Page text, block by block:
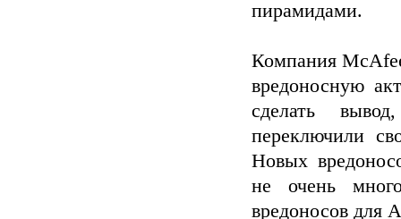
пирамидами.
Компания
вредоносную
сделать
переключили
Новых
не очень
вредоносов для